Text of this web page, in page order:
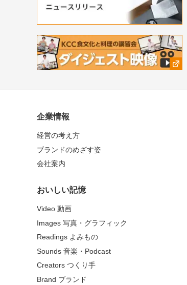
企業情報
経営の考え方
ブランドのめざす姿
会社案内
おいしい記憶
Video 動画
Images 写真・グラフィック
Readings よみもの
Sounds 音楽・Podcast
Creators つくり手
Brand ブランド